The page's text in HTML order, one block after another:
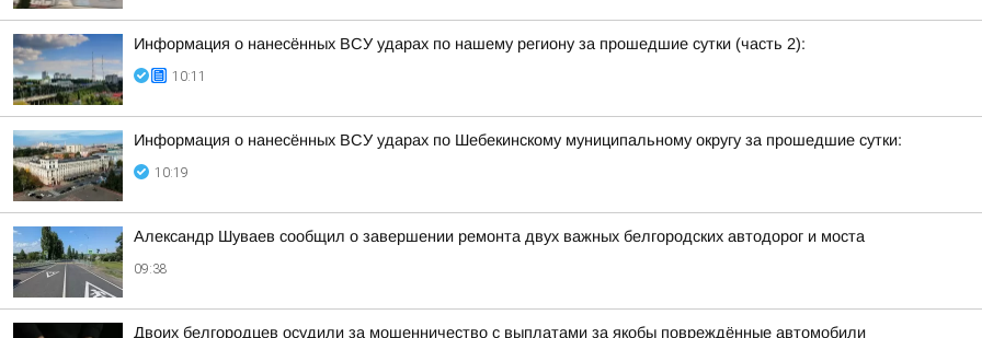
Информация о нанесённых ВСУ ударах по нашему региону за прошедшие сутки (часть 2):
10:11
Информация о нанесённых ВСУ ударах по Шебекинскому муниципальному округу за прошедшие сутки:
10:19
Александр Шуваев сообщил о завершении ремонта двух важных белгородских автодорог и моста
09:38
Двоих белгородцев осудили за мошенничество с выплатами за якобы повреждённые автомобили